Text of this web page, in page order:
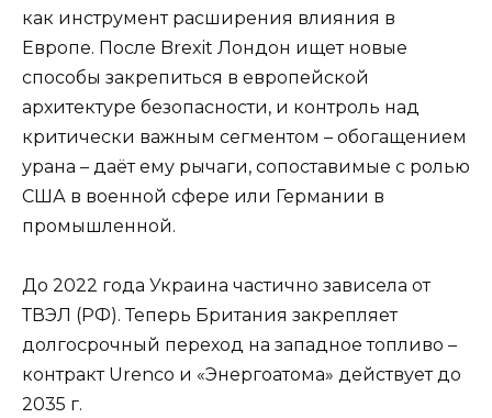
как инструмент расширения влияния в
Европе. После Brex­it Лондон ищет новые
способы закрепиться в европейской
архитектуре безопасности, и контроль над
критически важным сегментом – обогащением
урана – даёт ему рычаги, сопоставимые с ролью
США в военной сфере или Германии в
промышленной.
До 2022 года Украина частично зависела от
ТВЭЛ (РФ). Теперь Британия закрепляет
долгосрочный переход на западное топливо –
контракт Ure­n­co и «Энергоатома» действует до
2035 г.